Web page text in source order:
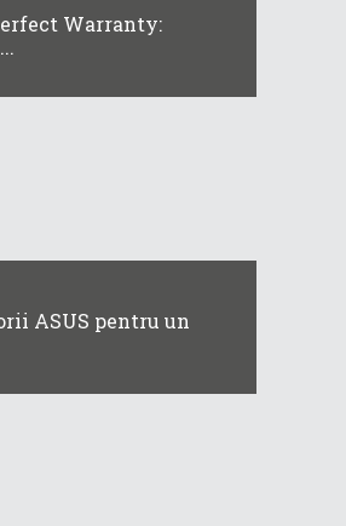
Warranty:
ASUS pentru un